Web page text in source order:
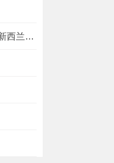
纽元/美元上涨趋势保持完好，或考验新西兰联储的决心